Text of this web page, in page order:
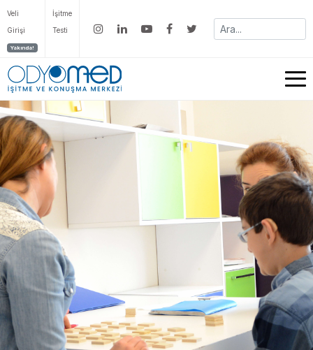
Veli
Girişi
Yakında!
İşitme
Testi